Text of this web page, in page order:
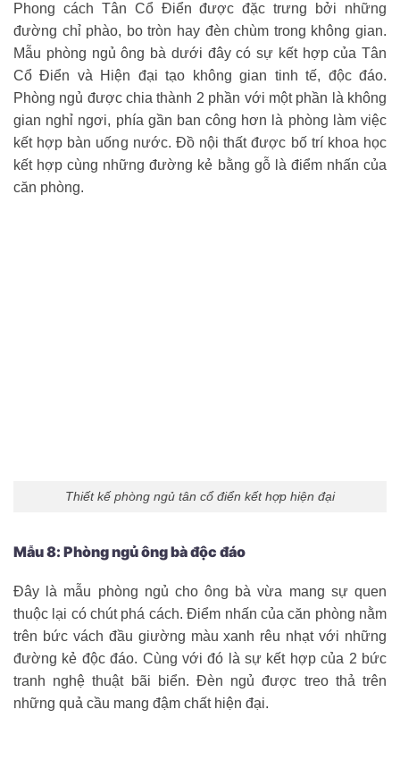
Phong cách Tân Cổ Điển được đặc trưng bởi những
đường chỉ phào, bo tròn hay đèn chùm trong không gian.
Mẫu phòng ngủ ông bà dưới đây có sự kết hợp của Tân
Cổ Điển và Hiện đại tạo không gian tinh tế, độc đáo.
Phòng ngủ được chia thành 2 phần với một phần là không
gian nghỉ ngơi, phía gần ban công hơn là phòng làm việc
kết hợp bàn uống nước. Đồ nội thất được bố trí khoa học
kết hợp cùng những đường kẻ bằng gỗ là điểm nhấn của
căn phòng.
Thiết kế phòng ngủ tân cổ điển kết hợp hiện đại
Mẫu 8: Phòng ngủ ông bà độc đáo
Đây là mẫu phòng ngủ cho ông bà vừa mang sự quen
thuộc lại có chút phá cách. Điểm nhấn của căn phòng nằm
trên bức vách đầu giường màu xanh rêu nhạt với những
đường kẻ độc đáo. Cùng với đó là sự kết hợp của 2 bức
tranh nghệ thuật bãi biển. Đèn ngủ được treo thả trên
những quả cầu mang đậm chất hiện đại.